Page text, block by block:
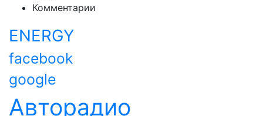
Комментарии
ENERGY
facebook
google
Авторадио